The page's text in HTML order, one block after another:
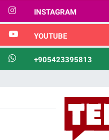
INSTAGRAM
YOUTUBE
+905423395813